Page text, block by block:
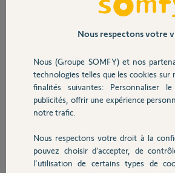
Sécurité
Domotique
Chauffage
Je viens de changer le module radio
moteur commande un volet. Ce moteur
avec l'ancien module, désormais le moteur
butée haute. Pour l'arrêter je dois appuyer sur
Merci de m'aider à résoudre ce problème.
René P.
il y a plus de 4 ans
Nous respectons votre
Nous (Groupe SOMFY) et nos
technologies telles que les cookies sur
finalités suivantes: Personnaliser
publicités, offrir une expérience
notre trafic.
Nous respectons votre droit à la
pouvez choisir d’accepter, de
l'utilisation de certains types de